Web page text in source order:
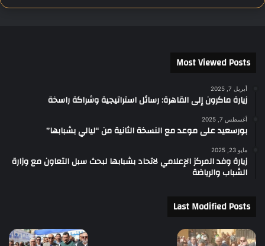
Most Viewed Posts
أبريل 7, 2025
زيارة ماكرون إلى القاهرة: رسائل استراتيجية وشراكة راسخة
أغسطس 7, 2025
بورسعيد على موعد مع النسخة الثانية من “ليالي بشبابها”
مايو 23, 2025
زيارة وفد المركز الإعلامي لاتحاد بشبابها لبحث سبل التعاون مع وزارة
الشباب والرياضة
Last Modified Posts